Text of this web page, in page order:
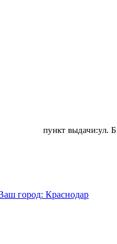
пункт выдачи:ул.
город: Краснодар